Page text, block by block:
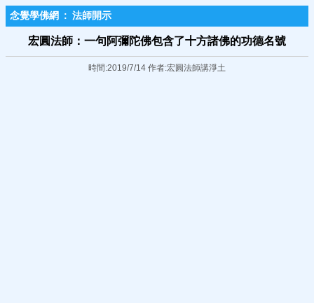
念覺學佛網 : 法師開示
宏圓法師：一句阿彌陀佛包含了十方諸佛的功德名號
時間:2019/7/14 作者:宏圓法師講淨土